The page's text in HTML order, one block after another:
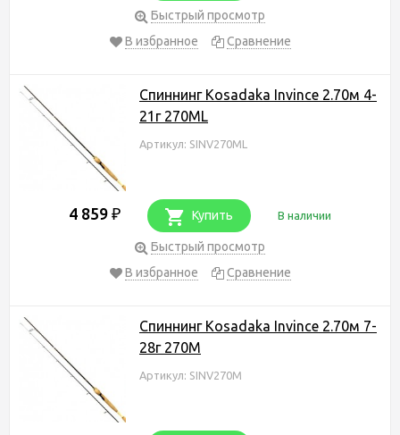
Быстрый просмотр
В избранное
Сравнение
Спиннинг Kosadaka Invince 2.70м 4-
21г 270ML
Артикул: SINV270ML
4 859 ₽ Купить В наличии
Быстрый просмотр
В избранное
Сравнение
Спиннинг Kosadaka Invince 2.70м 7-
28г 270M
Артикул: SINV270M